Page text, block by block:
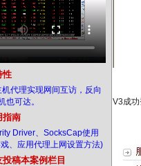
性
代理实现网间互访，反向
也可达。
指南
Driver、SocksCap使用
、应用代理上网设置方法)
稿本案例栏目
V3成